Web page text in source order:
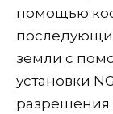
помощью
земли с
установки
разрешения